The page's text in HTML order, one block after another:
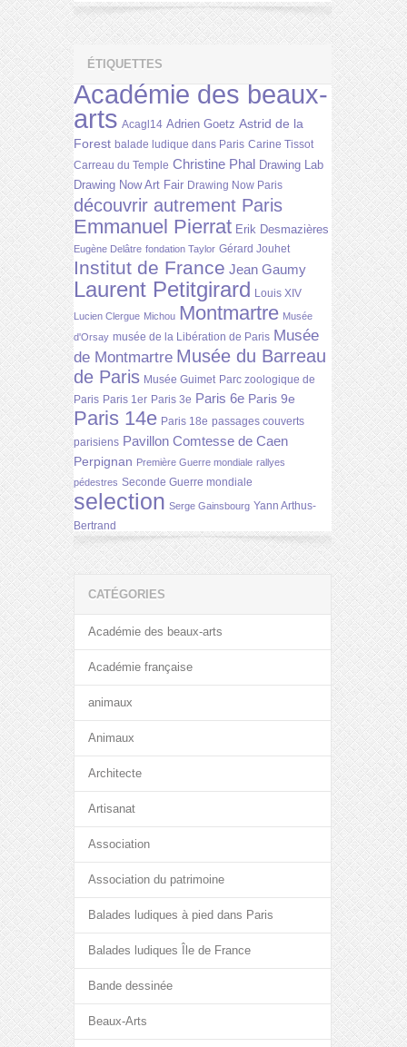
ÉTIQUETTES
Académie des beaux-
arts Acagl14 Adrien Goetz Astrid de la
Forest balade ludique dans Paris Carine Tissot
Carreau du Temple Christine Phal Drawing Lab
Drawing Now Art Fair Drawing Now Paris
découvrir autrement Paris
Emmanuel Pierrat Erik Desmazières
Eugène Delâtre fondation Taylor Gérard Jouhet
Institut de France Jean Gaumy
Laurent Petitgirard Louis XIV
Lucien Clergue Michou Montmartre Musée
d'Orsay musée de la Libération de Paris Musée
de Montmartre Musée du Barreau
de Paris Musée Guimet Parc zoologique de
Paris Paris 1er Paris 3e Paris 6e Paris 9e
Paris 14e Paris 18e passages couverts
parisiens Pavillon Comtesse de Caen
Perpignan Première Guerre mondiale rallyes
pédestres Seconde Guerre mondiale
selection Serge Gainsbourg Yann Arthus-
Bertrand
CATÉGORIES
Académie des beaux-arts
Académie française
animaux
Animaux
Architecte
Artisanat
Association
Association du patrimoine
Balades ludiques à pied dans Paris
Balades ludiques Île de France
Bande dessinée
Beaux-Arts